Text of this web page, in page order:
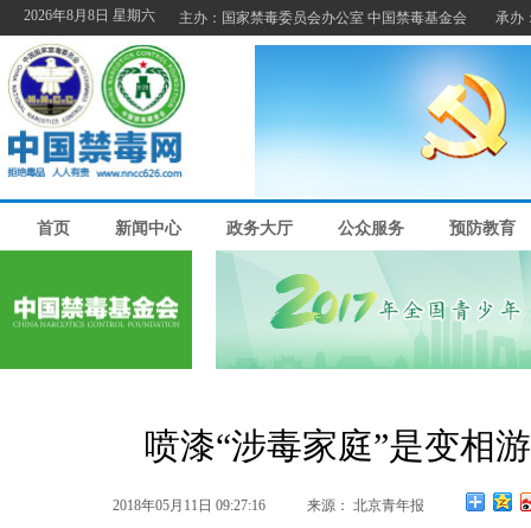
喷漆“涉毒家庭”是变相
2018年05月11日 09:27:16 来源： 北京青年报